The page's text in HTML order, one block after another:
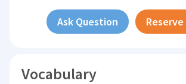
Ask Question Reserve
Vocabulary